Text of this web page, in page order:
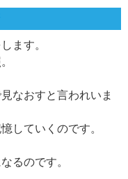
ます。
なおすと言われいま
していくのです。
るのです。